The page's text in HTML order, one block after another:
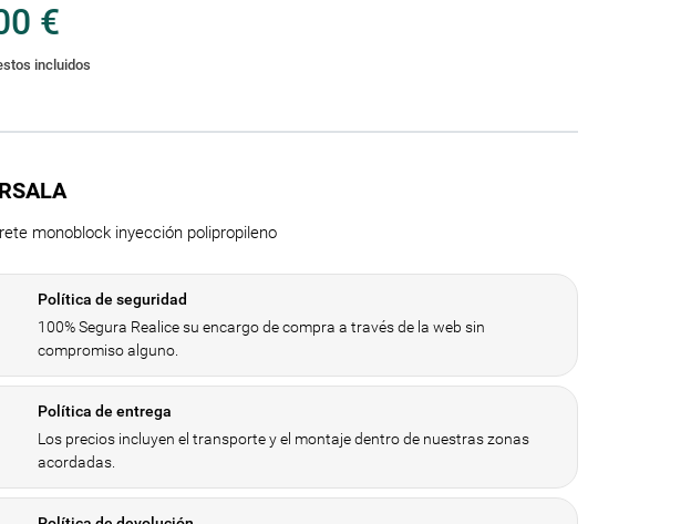
€
incluidos
monoblock inyección polipropileno
Política de seguridad
100% Segura Realice su encargo de compra a través de la web sin
compromiso alguno.
Política de entrega
Los precios incluyen el transporte y el montaje dentro de nuestras zonas
acordadas.